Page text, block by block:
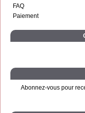
FAQ
Paiement
Abonnez-vous pour